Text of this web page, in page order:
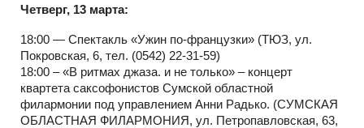
Четверг, 13 марта:
18:00 — Спектакль «Ужин по-французки» (ТЮЗ, ул.
Покровская, 6, тел. (0542) 22-31-59)
18:00 – «В ритмах джаза. и не только» – концерт
квартета саксофонистов Сумской областной
филармонии под управлением Анни Радько. (СУМСКАЯ
ОБЛАСТНАЯ ФИЛАРМОНИЯ, ул. Петропавловская, 63,